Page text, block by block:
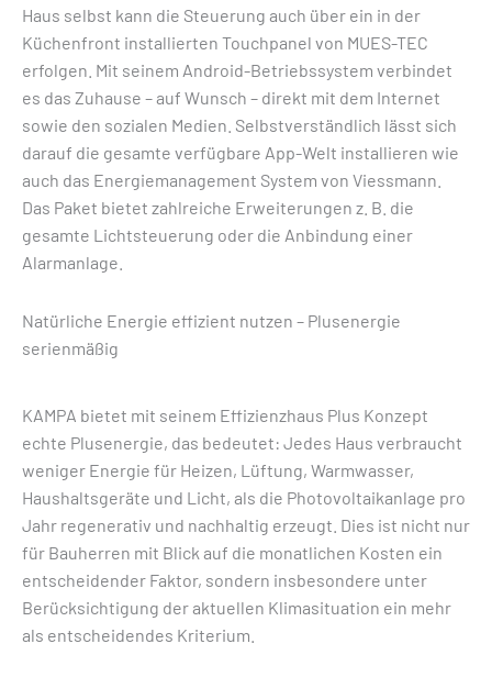
Haus selbst kann die Steuerung auch über ein in der
Küchenfront installierten Touchpanel von MUES-TEC
erfolgen. Mit seinem Android-Betriebssystem verbindet
es das Zuhause – auf Wunsch – direkt mit dem Internet
sowie den sozialen Medien. Selbstverständlich lässt sich
darauf die gesamte verfügbare App-Welt installieren wie
auch das Energiemanagement System von Viessmann.
Das Paket bietet zahlreiche Erweiterungen z. B. die
gesamte Lichtsteuerung oder die Anbindung einer
Alarmanlage.
Natürliche Energie effizient nutzen – Plusenergie
serienmäßig
KAMPA bietet mit seinem Effizienzhaus Plus Konzept
echte Plusenergie, das bedeutet: Jedes Haus verbraucht
weniger Energie für Heizen, Lüftung, Warmwasser,
Haushaltsgeräte und Licht, als die Photovoltaikanlage pro
Jahr regenerativ und nachhaltig erzeugt. Dies ist nicht nur
für Bauherren mit Blick auf die monatlichen Kosten ein
entscheidender Faktor, sondern insbesondere unter
Berücksichtigung der aktuellen Klimasituation ein mehr
als entscheidendes Kriterium.